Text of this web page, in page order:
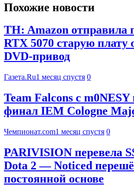
Похожие новости
TH: Amazon отправила
RTX 5070 старую плату
DVD-привод
Газета.Ru1 месяц спустя 0
Team Falcons с
финал IEM Cologne
Чемпионат.com1 месяц спустя 0
PARIVISION перевела
Dota 2 — Noticed
постоянной основе